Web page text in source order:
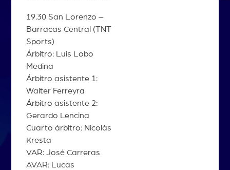
19.30 San Lorenzo –
Barracas Central (TNT
Sports)
Árbitro: Luis Lobo
Medina
Árbitro asistente 1:
Walter Ferreyra
Árbitro asistente 2:
Gerardo Lencina
Cuarto árbitro: Nicolás
Kresta
VAR: José Carreras
AVAR: Lucas